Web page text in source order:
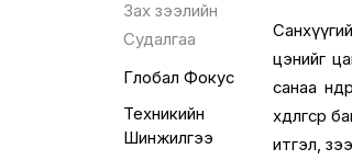
Зах зээлийн
Судалгаа
Глобал Фокус
Техникийн
Шинжилгээ
цэнийг
санаа
итгэл,